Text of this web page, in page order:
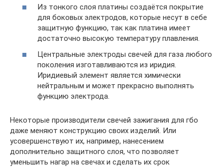
Из тонкого слоя платины создаётся покрытие
для боковых электродов, которые несут в себе
защитную функцию, так как платина имеет
достаточно высокую температуру плавления.
Центральные электроды свечей для газа любого
поколения изготавливаются из иридия.
Иридиевый элемент является химически
нейтральным и может прекрасно выполнять
функцию электрода.
Некоторые производители свечей зажигания для гбо
даже меняют конструкцию своих изделий. Или
усовершенствуют их, например, нанесением
дополнительно защитного слоя, что позволяет
уменьшить нагар на свечах и сделать их срок